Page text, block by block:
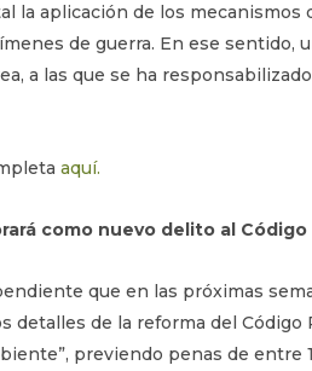
la aplicación de los
de guerra. En ese sentido,
a las que se ha
aquí.
como nuevo delito al
que en las próximas
detalles de la reforma del Código
previendo penas de entre